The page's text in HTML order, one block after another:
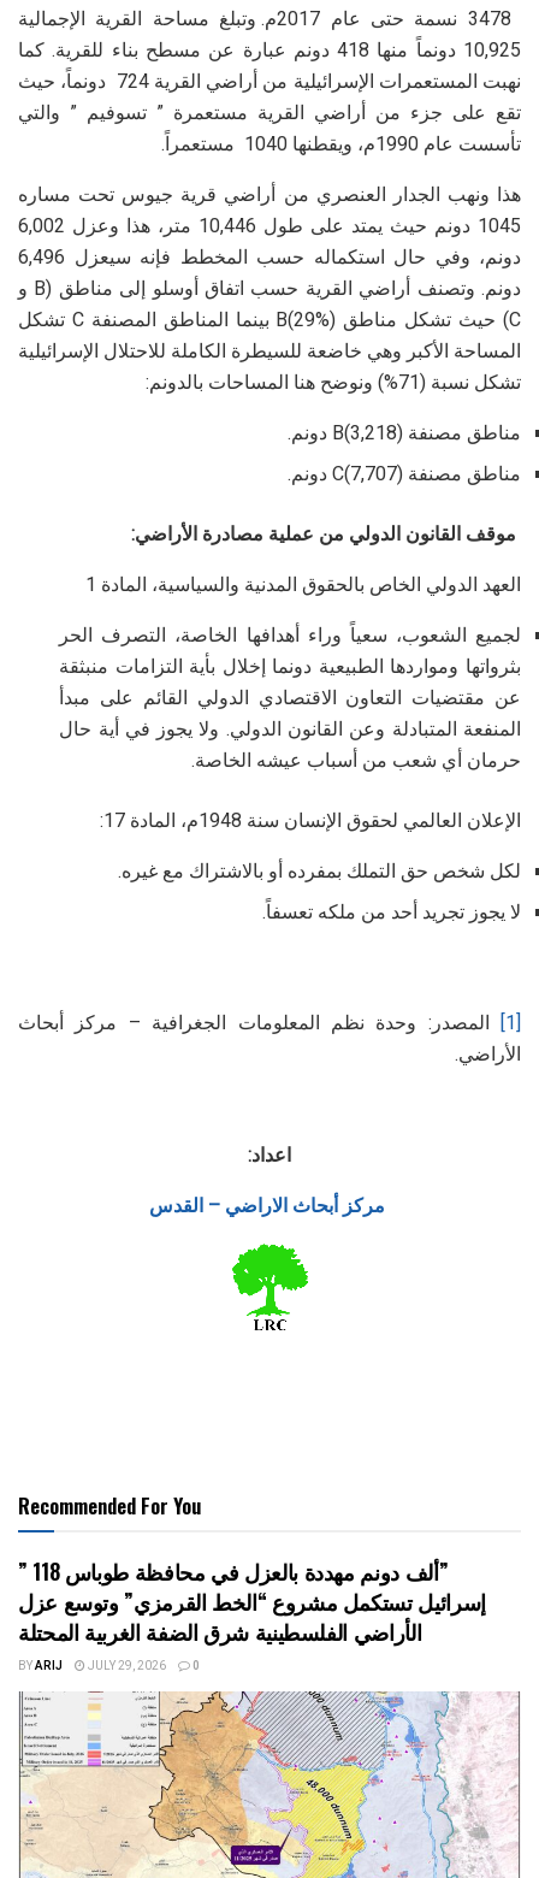
3478 نسمة حتى عام 2017م. وتبلغ مساحة القرية الإجمالية
10,925 دونماً منها 418 دونم عبارة عن مسطح بناء للقرية. كما
نهبت المستعمرات الإسرائيلية من أراضي القرية 724 دونماً، حيث
تقع على جزء من أراضي القرية مستعمرة ” تسوفيم ” والتي
تأسست عام 1990م، ويقطنها 1040 مستعمراً.
هذا ونهب الجدار العنصري من أراضي قرية جيوس تحت مساره
1045 دونم حيث يمتد على طول 10,446 متر، هذا وعزل 6,002
دونم، وفي حال استكماله حسب المخطط فإنه سيعزل 6,496
دونم. وتصنف أراضي القرية حسب اتفاق أوسلو إلى مناطق (B و
C) حيث تشكل مناطق B(29%) بينما المناطق المصنفة C تشكل
المساحة الأكبر وهي خاضعة للسيطرة الكاملة للاحتلال الإسرائيلية
تشكل نسبة (71%) ونوضح هنا المساحات بالدونم:
مناطق مصنفة B(3,218) دونم.
مناطق مصنفة C(7,707) دونم.
موقف القانون الدولي من عملية مصادرة الأراضي:
العهد الدولي الخاص بالحقوق المدنية والسياسية، المادة 1
لجميع الشعوب، سعياً وراء أهدافها الخاصة، التصرف الحر
بثرواتها ومواردها الطبيعية دونما إخلال بأية التزامات منبثقة
عن مقتضيات التعاون الاقتصادي الدولي القائم على مبدأ
المنفعة المتبادلة وعن القانون الدولي. ولا يجوز في أية حال
حرمان أي شعب من أسباب عيشه الخاصة.
الإعلان العالمي لحقوق الإنسان سنة 1948م، المادة 17:
لكل شخص حق التملك بمفرده أو بالاشتراك مع غيره.
لا يجوز تجريد أحد من ملكه تعسفاً.
[1]
المصدر: وحدة نظم المعلومات الجغرافية – مركز أبحاث
الأراضي.
اعداد:
مركز أبحاث الاراضي – القدس
Recommended For You
” 118 ألف دونم مهددة بالعزل في محافظة طوباس”
إسرائيل تستكمل مشروع “الخط القرمزي” وتوسع عزل
الأراضي الفلسطينية شرق الضفة الغربية المحتلة
BYARIJ JULY 29, 2026 0